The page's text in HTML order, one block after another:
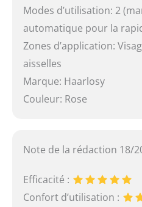
Modes d’utilisation: 2
automatique pour la
Zones d’application:
aisselles
Marque: Haarlosy
Couleur: Rose
Note de la rédaction 18/
Efficacité :
Confort d’utilisation :